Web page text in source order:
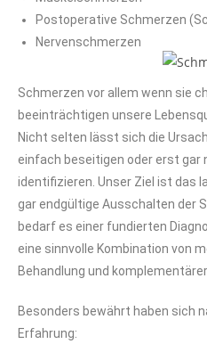
Schmerzen vor allem wenn sie
beeinträchtigen unsere
Nicht selten lässt sich die
einfach beseitigen oder erst gar
identifizieren. Unser Ziel ist das
gar endgültige Ausschalten der
bedarf es einer fundierten
eine sinnvolle Kombination von
Behandlung und
Besonders bewährt haben sich
Erfahrung:
Postoperative Schmerzen
Nervenschmerzen